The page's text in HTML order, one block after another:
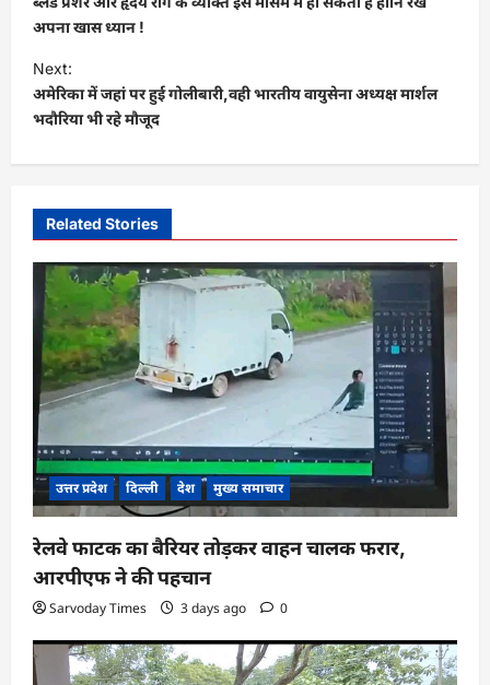
s
t
n
a
v
g
a
o
n
अपना खास ध्यान !
Next:
अमेरिका में जहां पर हुई गोलीबारी,वही भारतीय वायुसेना अध्यक्ष मार्शल
भदौरिया भी रहे मौजूद
Related Stories
उत्तर प्रदेश दिल्ली देश मुख्य समाचार
रेलवे फाटक का बैरियर तोड़कर वाहन चालक फरार,
आरपीएफ ने की पहचान
Sarvoday Times 3 days ago 0